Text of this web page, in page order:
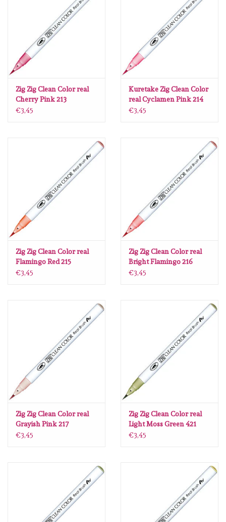
stansmachine en toebehoren
schudmateriaal
Lesia Zgharda
Magnolia
Impronte D'autore
Uitverkoop
Siliconen mal
Uniquely Creative
Juffrouw Muis
Memorybox
Geschenkgutscheine
Zig Zig Clean Color real
Cherry Pink 213
€3,45
Kuretake Zig Clean Color
real Cyclamen Pink 214
€3,45
Zig Zig Clean Color real
Flamingo Red 215
€3,45
Zig Zig Clean Color real
Bright Flamingo 216
€3,45
Zig Zig Clean Color real
Grayish Pink 217
€3,45
Zig Zig Clean Color real
Light Moss Green 421
€3,45